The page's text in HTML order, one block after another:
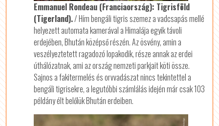
Emmanuel Rondeau (Franciaország): Tigrisföld
(Tigerland)./ Hím bengáli tigris szemez a vadcsapás mellé
helyezett automata kamerával a Himalája egyik távoli
erdejében, Bhután középső részén. Az ösvény, amin a
veszélyeztetett ragadozó lopakodik, része annak az erdei
úthálózatnak, ami az ország nemzeti parkjait köti össze.
Sajnos a fakitermelés és orvvadászat nincs tekintettel a
bengáli tigrisekre, a legutóbbi számlálás idején már csak 103
példány élt belőlük Bhután erdeiben.